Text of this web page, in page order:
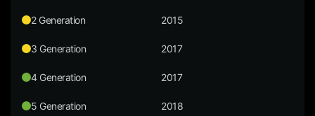
2 Generation 2015
3 Generation 2017
4 Generation 2017
5 Generation 2018